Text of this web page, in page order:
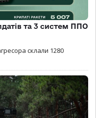
та 3 систем ППО
склали 1280